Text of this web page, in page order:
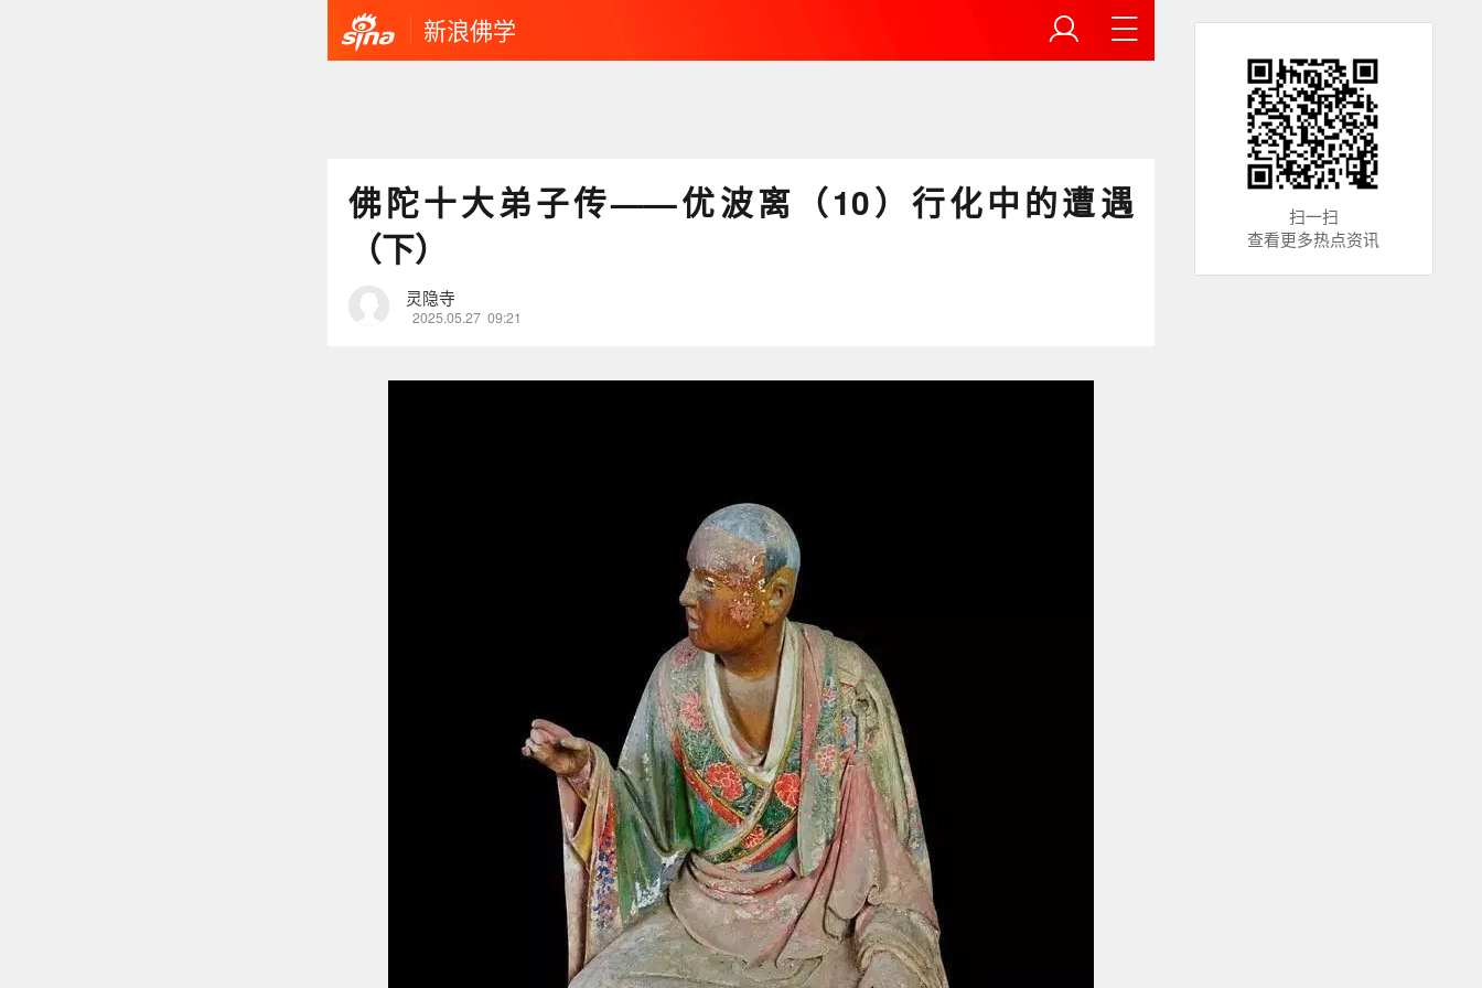
新浪佛学
佛陀十大弟子传——优波离（10）行化中的遭遇
（下）
灵隐寺
2025.05.27 09:21
扫一扫
查看更多热点资讯